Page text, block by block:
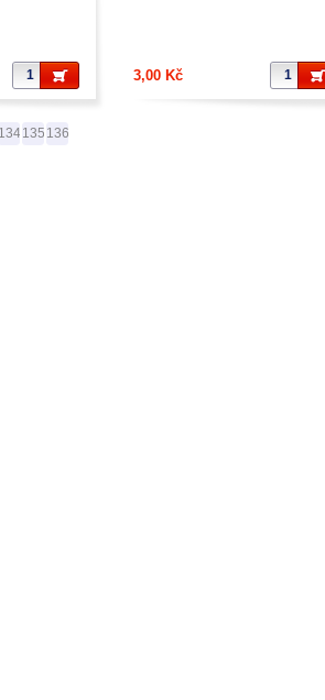
3,00 Kč
134 135 136